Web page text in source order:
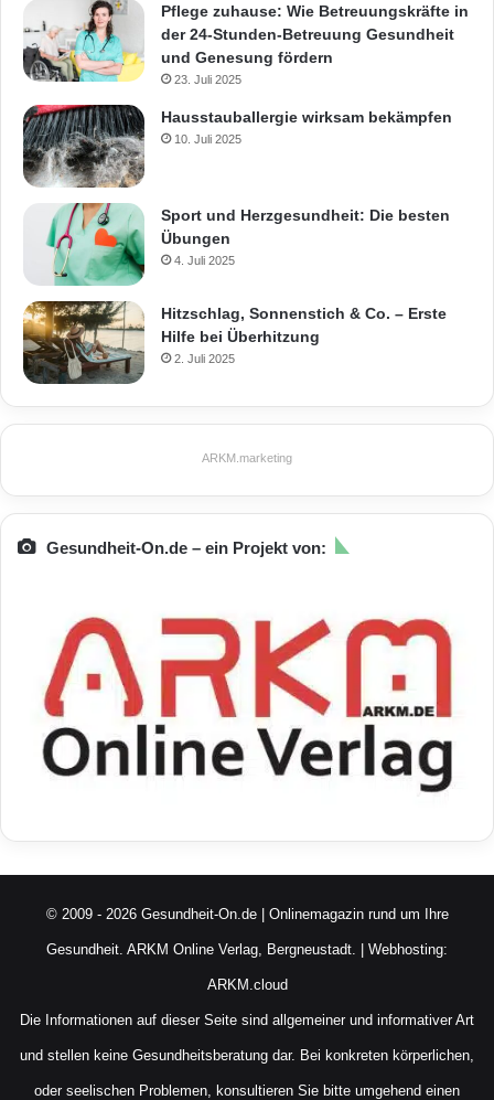
Pflege zuhause: Wie Betreuungskräfte in
der 24-Stunden-Betreuung Gesundheit
und Genesung fördern
23. Juli 2025
Hausstauballergie wirksam bekämpfen
10. Juli 2025
Sport und Herzgesundheit: Die besten
Übungen
4. Juli 2025
Hitzschlag, Sonnenstich & Co. – Erste
Hilfe bei Überhitzung
2. Juli 2025
ARKM.marketing
Gesundheit-On.de – ein Projekt von:
© 2009 - 2026 Gesundheit-On.de | Onlinemagazin rund um Ihre
Gesundheit. ARKM Online Verlag, Bergneustadt. | Webhosting:
ARKM.cloud
Die Informationen auf dieser Seite sind allgemeiner und informativer Art
und stellen keine Gesundheitsberatung dar. Bei konkreten körperlichen,
oder seelischen Problemen, konsultieren Sie bitte umgehend einen